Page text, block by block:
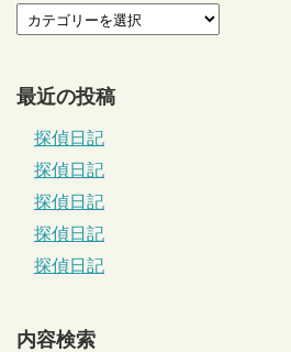
最近の投稿
探偵日記
探偵日記
探偵日記
探偵日記
探偵日記
内容検索